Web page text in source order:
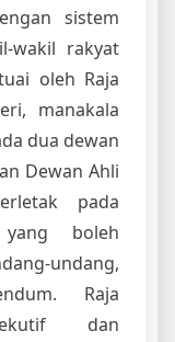
sistem
wakil rakyat
oleh Raja
manakala
dua dewan
Dewan Ahli
pada
yang boleh
undang,
Raja
dan